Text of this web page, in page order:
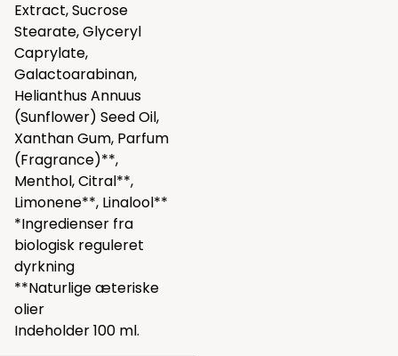
Extract, Sucrose
Stearate, Glyceryl
Caprylate,
Galactoarabinan,
Helianthus Annuus
(Sunflower) Seed Oil,
Xanthan Gum, Parfum
(Fragrance)**,
Menthol, Citral**,
Limonene**, Linalool**
*Ingredienser fra
biologisk reguleret
dyrkning
**Naturlige æteriske
olier
Indeholder 100 ml.